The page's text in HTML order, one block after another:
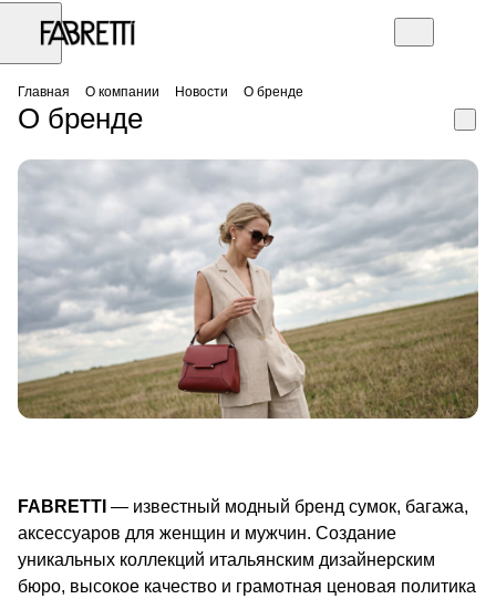
Главная О компании Новости О бренде
О бренде
FABRETTI — известный модный бренд сумок, багажа,
аксессуаров для женщин и мужчин. Создание
уникальных коллекций итальянским дизайнерским
бюро, высокое качество и грамотная ценовая политика